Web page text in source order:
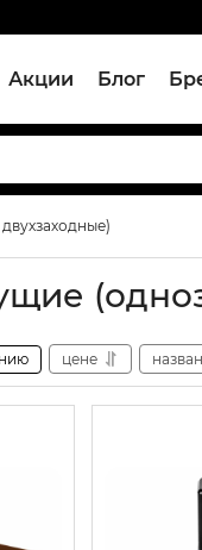
Акции Блог
цене